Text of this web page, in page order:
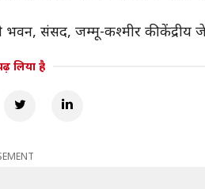
भवन, संसद, जम्मू-कश्मीर की
लिया है